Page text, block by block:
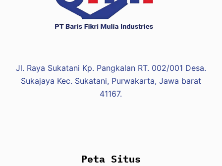
Jl. Raya Sukatani Kp. Pangkalan RT. 002/001 Desa.
Sukajaya Kec. Sukatani, Purwakarta, Jawa barat
41167.
Peta Situs